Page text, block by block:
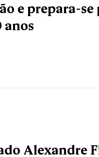
e prepara-
anos
Alexandre